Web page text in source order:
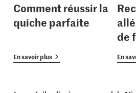
Comment réussir la
quiche parfaite
En savoir plus
de
En